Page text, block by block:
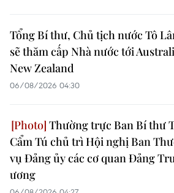
Tổng Bí thư, Chủ tịch nước Tô
sẽ thăm cấp Nhà nước tới
New Zealand
06/08/2026 04:30
Thường trực Ban Bí thư
Cẩm Tú chủ trì Hội nghị Ban
vụ Đảng ủy các cơ quan Đảng
ương